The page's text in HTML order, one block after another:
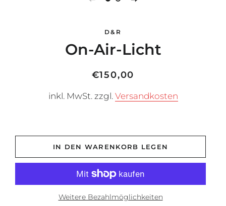
D&R
On-Air-Licht
Normaler
Sonderpreis
€150,00
inkl. MwSt. zzgl. Versandkosten
IN DEN WARENKORB LEGEN
Weitere Bezahlmöglichkeiten